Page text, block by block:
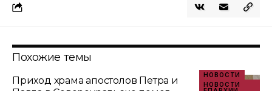
Похожие темы
НОВОСТИ
НОВОСТИ
Приход храма апостолов Петра и